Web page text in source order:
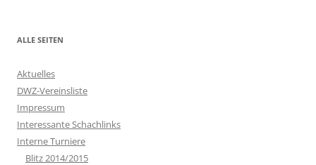
ALLE SEITEN
Aktuelles
DWZ-Vereinsliste
Impressum
Interessante Schachlinks
Interne Turniere
Blitz 2014/2015